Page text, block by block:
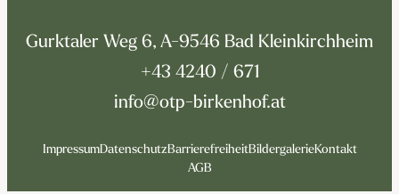
Gurktaler Weg 6, A-9546 Bad Kleinkirchheim
+43 4240 / 671
info@otp-birkenhof.at
ImpressumDatenschutzBarrierefreiheitBildergalerieKontakt
AGB